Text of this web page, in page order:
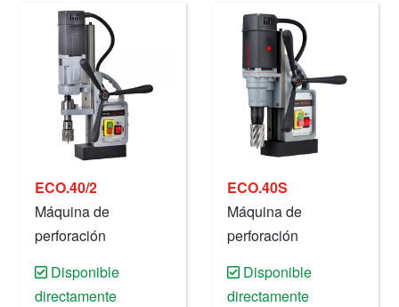
ECO.40/2
Máquina de
perforación
220 V.
Disponible
directamente
ECO.40S
Máquina de
perforación
220 V.
Disponible
directamente